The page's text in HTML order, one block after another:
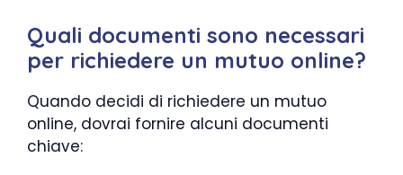
Quali documenti sono necessari
per richiedere un mutuo online?
Quando decidi di richiedere un mutuo
online, dovrai fornire alcuni documenti
chiave: